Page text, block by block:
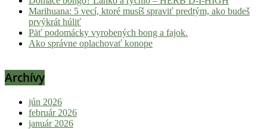
Marihuana: 5 vecí, ktoré musíš spraviť predtým, ako budeš
prvýkrát húliť
Päť podomácky vyrobených bong a fajok.
Ako správne oplachovať konope
Archívy
jún 2026
február 2026
január 2026